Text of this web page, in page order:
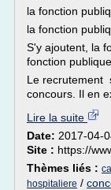
la fonction
la fonction
S'y ajoutent, la
fonction
Le recrutement
concours. Il en
Lire la suite
Date: 2017-04-
Site : https://
Thèmes liés :
hospitaliere /